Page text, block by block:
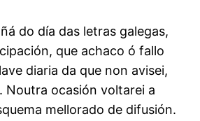
do día das letras galegas,
que achaco ó fallo
diaria da que non avisei,
Noutra ocasión voltarei a
mellorado de difusión.